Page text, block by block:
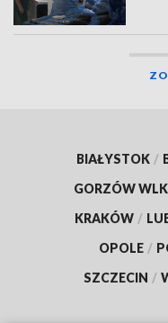
BIAŁYSTOK /
GORZÓW
KRAKÓW /
OPOLE /
SZCZECIN /